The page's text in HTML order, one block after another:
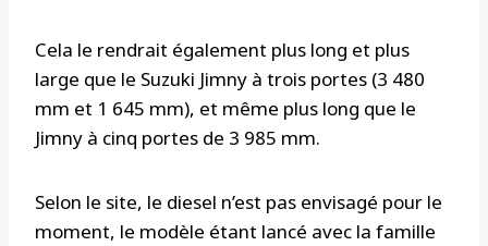
Cela le rendrait également plus long et plus
large que le Suzuki Jimny à trois portes (3 480
mm et 1 645 mm), et même plus long que le
Jimny à cinq portes de 3 985 mm.
Selon le site, le diesel n’est pas envisagé pour le
moment, le modèle étant lancé avec la famille